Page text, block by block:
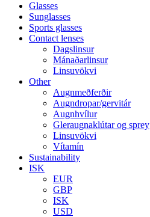
Glasses
Sunglasses
Sports glasses
Contact lenses
Dagslinsur
Mánaðarlinsur
Linsuvökvi
Other
Augnmeðferðir
Augndropar/gervitár
Augnhvílur
Gleraugnaklútar og sprey
Linsuvökvi
Vítamín
Sustainability
ISK
EUR
GBP
ISK
USD